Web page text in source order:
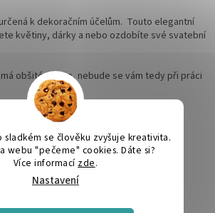
sladkém se člověku zvyšuje kreativita.
webu "pečeme" cookies. Dáte si?
Více informací zde.
Nastavení
k dekoračním účelům. Touto elegantní
květiny, dárky a nebo ozdobíte své svatební
má obšité okraje, nebude se vám tedy při práci